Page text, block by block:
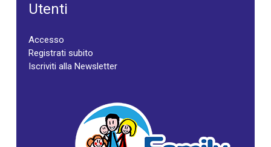
Utenti
Accesso
Registrati subito
Iscriviti alla Newsletter